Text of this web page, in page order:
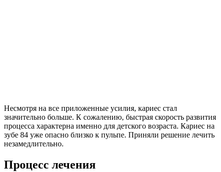
Несмотря на все приложенные усилия, кариес стал
значительно больше. К сожалению, быстрая скорость развития
процесса характерна именно для детского возраста. Кариес на
зубе 84 уже опасно близко к пульпе. Приняли решение лечить
незамедлительно.
Процесс лечения